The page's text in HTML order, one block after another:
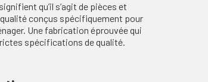
qu’il s’agit de pièces et
conçus spécifiquement pour
Une fabrication éprouvée qui
spécifications de qualité.